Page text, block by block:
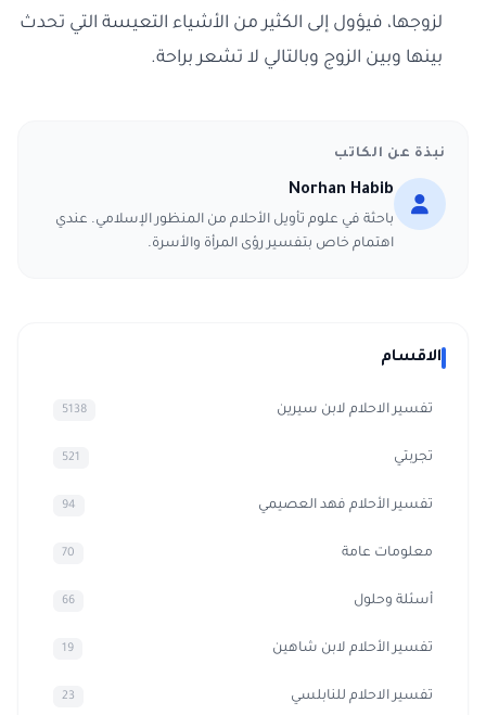
لزوجها، فيؤول إلى الكثير من الأشياء التعيسة التي تحدث
بينها وبين الزوج وبالتالي لا تشعر براحة.
نبذة عن الكاتب
Norhan Habib
باحثة في علوم تأويل الأحلام من المنظور الإسلامي. عندي
اهتمام خاص بتفسير رؤى المرأة والأسرة.
الاقسام
تفسير الاحلام لابن سيرين 5138
تجربتي 521
تفسير الأحلام فهد العصيمي 94
معلومات عامة 70
أسئلة وحلول 66
تفسير الأحلام لابن شاهين 19
تفسير الاحلام للنابلسي 23